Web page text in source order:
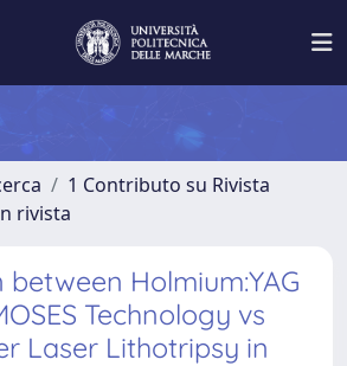
1 Contributo su Rivista
rivista
Holmium:YAG
Technology vs
Laser Lithotripsy in